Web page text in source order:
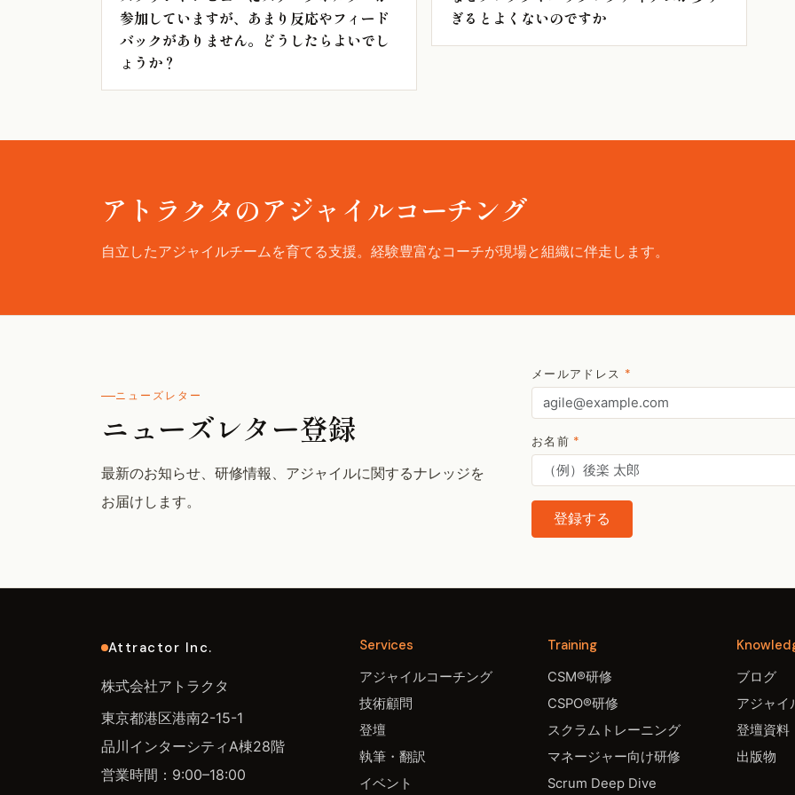
参加していますが、あまり反応やフィード
バックがありません。どうしたらよいでし
ょうか？
ぎるとよくないのですか
アトラクタのアジャイルコーチング
自立したアジャイルチームを育てる支援。経験豊富なコーチが現場と組織に伴走します。
ニューズレター
ニューズレター登録
最新のお知らせ、研修情報、アジャイルに関するナレッジを
お届けします。
メールアドレス *
お名前 *
登録する
Attractor Inc.
株式会社アトラクタ
東京都港区港南2-15-1
品川インターシティA棟28階
営業時間：9:00–18:00
Services
アジャイルコーチング
技術顧問
登壇
執筆・翻訳
イベント
Training
CSM®研修
CSPO®研修
スクラムトレーニング
マネージャー向け研修
Scrum Deep Dive
ブログ
アジャイ
登壇資料
出版物